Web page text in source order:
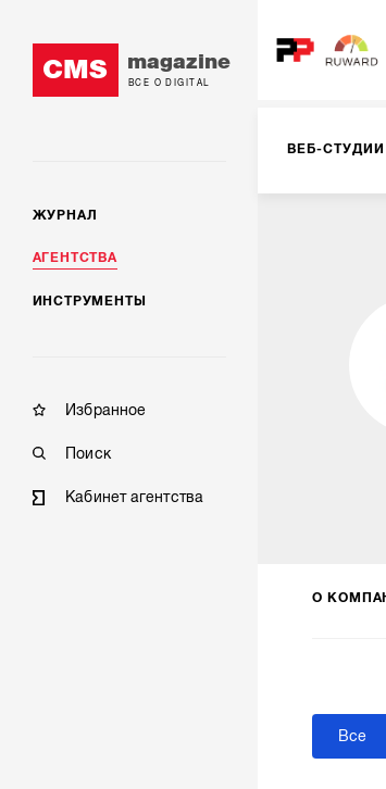
CMS magazine
ВСЕ О DIGITAL
ЖУРНАЛ
АГЕНТСТВА
ИНСТРУМЕНТЫ
Избранное
Поиск
Кабинет агентства
ВЕБ-СТУДИИ
РЕКЛАМА
О
Все